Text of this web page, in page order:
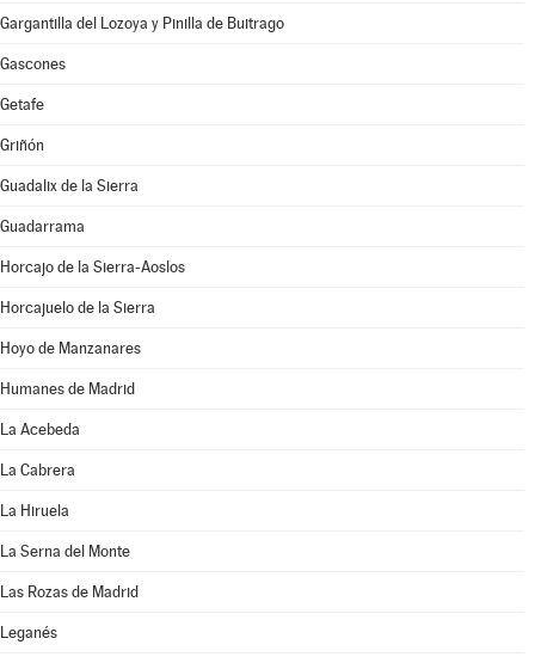
Gargantilla del Lozoya y Pinilla de Buitrago
Gascones
Getafe
Griñón
Guadalix de la Sierra
Guadarrama
Horcajo de la Sierra-Aoslos
Horcajuelo de la Sierra
Hoyo de Manzanares
Humanes de Madrid
La Acebeda
La Cabrera
La Hiruela
La Serna del Monte
Las Rozas de Madrid
Leganés